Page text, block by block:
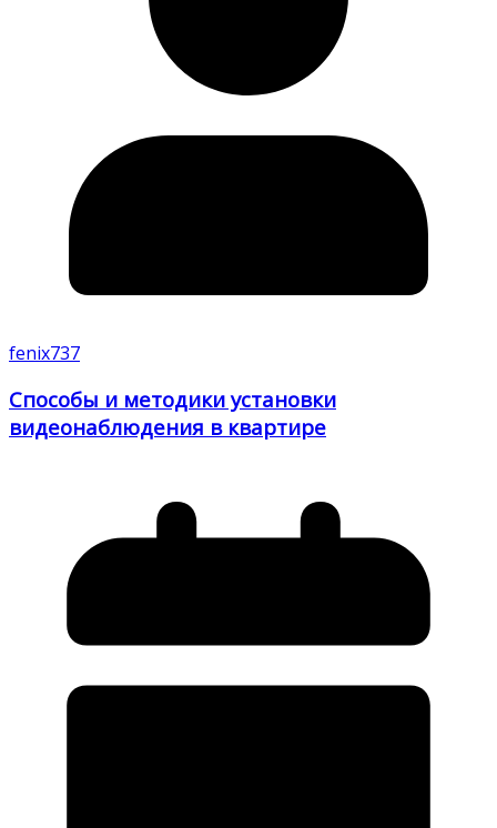
fenix737
Способы и методики установки
видеонаблюдения в квартире